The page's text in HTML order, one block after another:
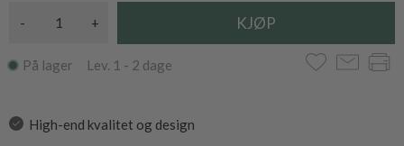
- +
På lager Lev. 1 - 2 dage
High-end kvalitet og design